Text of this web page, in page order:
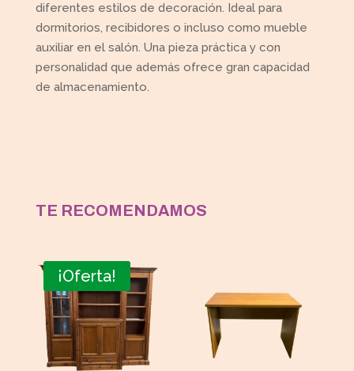
diferentes estilos de decoración. Ideal para
dormitorios, recibidores o incluso como mueble
auxiliar en el salón. Una pieza práctica y con
personalidad que además ofrece gran capacidad
de almacenamiento.
TE RECOMENDAMOS
¡Oferta!